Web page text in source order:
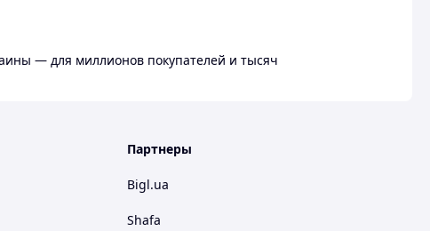
— для миллионов покупателей и тысяч
Партнеры
Bigl.ua
Shafa